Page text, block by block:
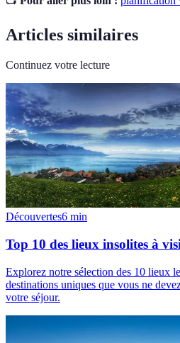
Articles similaires
Continuez votre lecture
Découvertes6 min
Top 10 des lieux insolites à
Explorez notre sélection des 10 lieux
destinations uniques que vous ne
votre séjour.